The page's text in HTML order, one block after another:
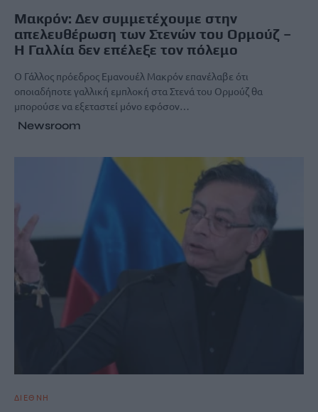
Μακρόν: Δεν συμμετέχουμε στην
απελευθέρωση των Στενών του Ορμούζ –
Η Γαλλία δεν επέλεξε τον πόλεμο
Ο Γάλλος πρόεδρος Εμανουέλ Μακρόν επανέλαβε ότι
οποιαδήποτε γαλλική εμπλοκή στα Στενά του Ορμούζ θα
μπορούσε να εξεταστεί μόνο εφόσον…
Newsroom
ΔΙΕΘΝΗ